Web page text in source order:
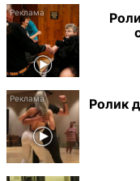
Ролик